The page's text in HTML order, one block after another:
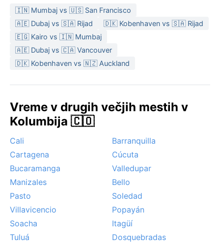
🇮🇳 Mumbaj vs 🇺🇸 San Francisco
🇦🇪 Dubaj vs 🇸🇦 Rijad
🇩🇰 Kobenhaven vs 🇸🇦 Rijad
🇪🇬 Kairo vs 🇮🇳 Mumbaj
🇦🇪 Dubaj vs 🇨🇦 Vancouver
🇩🇰 Kobenhaven vs 🇳🇿 Auckland
Vreme v drugih večjih mestih v
Kolumbija 🇨🇴
Cali
Barranquilla
Cartagena
Cúcuta
Bucaramanga
Valledupar
Manizales
Bello
Pasto
Soledad
Villavicencio
Popayán
Soacha
Itagüí
Tuluá
Dosquebradas